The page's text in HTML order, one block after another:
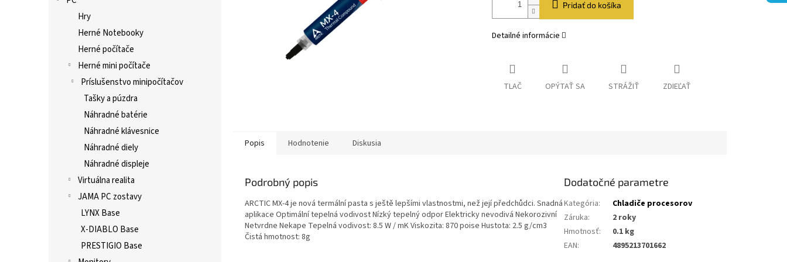
Hry
Herné Notebooky
Herné počítače
Herné mini počítače
Príslušenstvo minipočítačov
Tašky a púzdra
Náhradné batérie
Náhradné klávesnice
Náhradné diely
Náhradné displeje
Virtuálna realita
JAMA PC zostavy
LYNX Base
X-DIABLO Base
PRESTIGIO Base
Pridať do košíka
Detailné informácie
TLAČ OPÝTAŤ SA STRÁŽIŤ ZDIEĽAŤ
Popis Hodnotenie Diskusia
Podrobný popis
ARCTIC MX-4 je nová termální pasta s ještě lepšími vlastnostmi, než její předchůdci. Snadná
aplikace Optimální tepelná vodivost Nízký tepelný odpor Elektricky nevodivá Nekorozivní
Netvrdne Nekape Tepelná vodivost: 8.5 W / mK Viskozita: 870 poise Hustota: 2.5 g/cm3
Čistá hmotnost: 8g
Dodatočné parametre
Kategória:
Chladiče procesorov
Záruka:
2 roky
Hmotnosť:
0.1 kg
EAN: 4895213701662